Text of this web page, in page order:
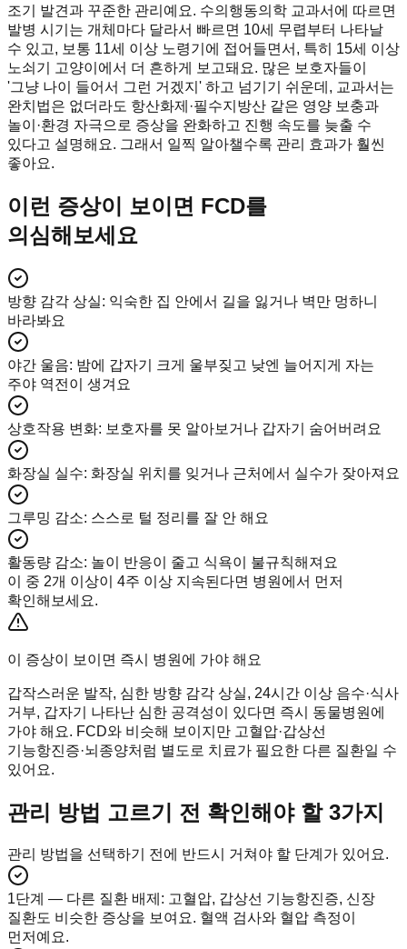
조기 발견과 꾸준한 관리예요. 수의행동의학 교과서에 따르면
발병 시기는 개체마다 달라서 빠르면 10세 무렵부터 나타날
수 있고, 보통 11세 이상 노령기에 접어들면서, 특히 15세 이상
노쇠기 고양이에서 더 흔하게 보고돼요. 많은 보호자들이
'그냥 나이 들어서 그런 거겠지' 하고 넘기기 쉬운데, 교과서는
완치법은 없더라도 항산화제·필수지방산 같은 영양 보충과
놀이·환경 자극으로 증상을 완화하고 진행 속도를 늦출 수
있다고 설명해요. 그래서 일찍 알아챌수록 관리 효과가 훨씬
좋아요.
이런 증상이 보이면 FCD를
의심해보세요
방향 감각 상실: 익숙한 집 안에서 길을 잃거나 벽만 멍하니
바라봐요
야간 울음: 밤에 갑자기 크게 울부짖고 낮엔 늘어지게 자는
주야 역전이 생겨요
상호작용 변화: 보호자를 못 알아보거나 갑자기 숨어버려요
화장실 실수: 화장실 위치를 잊거나 근처에서 실수가 잦아져요
그루밍 감소: 스스로 털 정리를 잘 안 해요
활동량 감소: 놀이 반응이 줄고 식욕이 불규칙해져요
이 중 2개 이상이 4주 이상 지속된다면 병원에서 먼저
확인해보세요.
이 증상이 보이면 즉시 병원에 가야 해요
갑작스러운 발작, 심한 방향 감각 상실, 24시간 이상 음수·식사
거부, 갑자기 나타난 심한 공격성이 있다면 즉시 동물병원에
가야 해요. FCD와 비슷해 보이지만 고혈압·갑상선
기능항진증·뇌종양처럼 별도로 치료가 필요한 다른 질환일 수
있어요.
관리 방법 고르기 전 확인해야 할 3가지
관리 방법을 선택하기 전에 반드시 거쳐야 할 단계가 있어요.
1단계 — 다른 질환 배제 : 고혈압, 갑상선 기능항진증, 신장
질환도 비슷한 증상을 보여요. 혈액 검사와 혈압 측정이
먼저예요.